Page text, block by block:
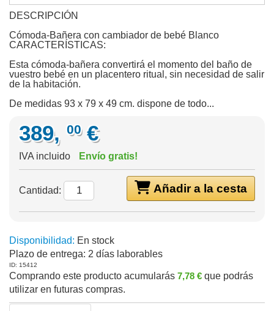
DESCRIPCIÓN
Cómoda-Bañera con cambiador de bebé Blanco
CARACTERÍSTICAS:
Esta cómoda-bañera convertirá el momento del baño de
vuestro bebé en un placentero ritual, sin necesidad de salir
de la habitación.
De medidas 93 x 79 x 49 cm. dispone de todo...
389, 00 €
IVA incluido Envío gratis!
Añadir a la cesta
Cantidad:
Disponibilidad: En stock
Plazo de entrega: 2 días laborables
ID: 15412
Comprando este producto acumularás 7,78 € que podrás
utilizar en futuras compras.